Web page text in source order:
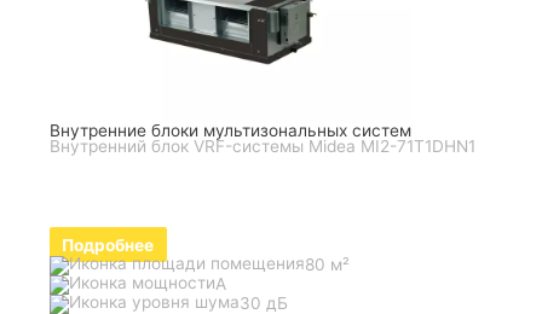
Внутренние блоки мультизональных систем
Внутренний блок VRF-системы Midea MI2-71T1DHN1
Подробнее
80 м²
A
30 дБ